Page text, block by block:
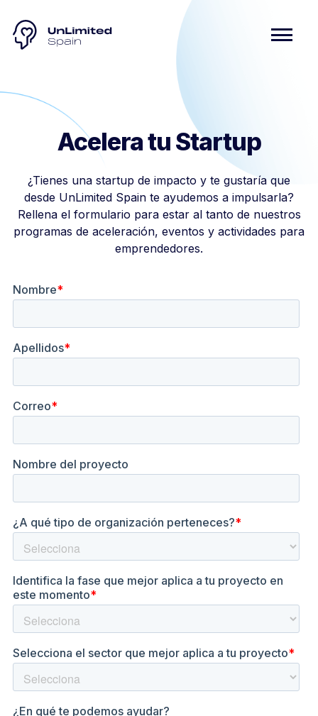
Acelera tu Startup
¿Tienes una startup de impacto y te gustaría que
desde UnLimited Spain te ayudemos a impulsarla?
Rellena el formulario para estar al tanto de nuestros
programas de aceleración, eventos y actividades para
emprendedores.